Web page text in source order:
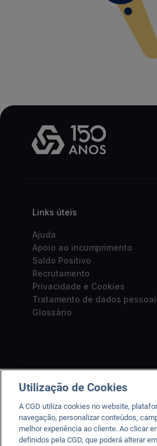
Links úteis
Ajuda
Apoio ao incumprimento
Saldo Positivo
Recrutamento
Privacidade e Cookies
Tratamento de dados
Glossário
Utilização de Cookies
A CGD utiliza cookies no website,
navegação, personalizar conteúdos,
melhor experiência ao cliente. Ao clicar
definidos pela CGD, que poderá alterar